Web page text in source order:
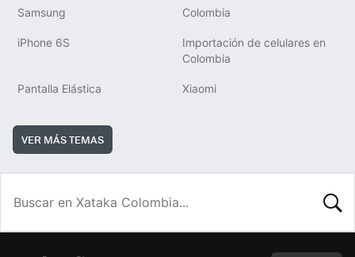
Samsung Colombia
iPhone 6S
Importación de celulares en
Colombia
Pantalla Elástica Xiaomi
VER MÁS TEMAS